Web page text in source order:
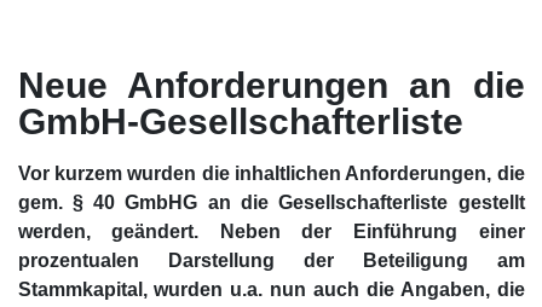
Neue Anforderungen an die
GmbH-Gesellschafterliste
Vor kurzem wurden die inhaltlichen Anforderungen, die
gem. § 40 GmbHG an die Gesellschafterliste gestellt
werden, geändert. Neben der Einführung einer
prozentualen Darstellung der Beteiligung am
Stammkapital, wurden u.a. nun auch die Angaben, die